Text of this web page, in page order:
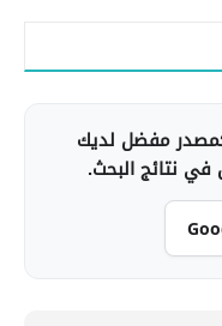
مفضل لديك
في نتائج البحث.